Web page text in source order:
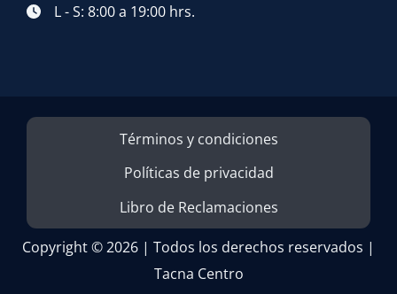
L - S: 8:00 a 19:00 hrs.
Términos y condiciones
Políticas de privacidad
Libro de Reclamaciones
Copyright © 2026 | Todos los derechos reservados |
Tacna Centro